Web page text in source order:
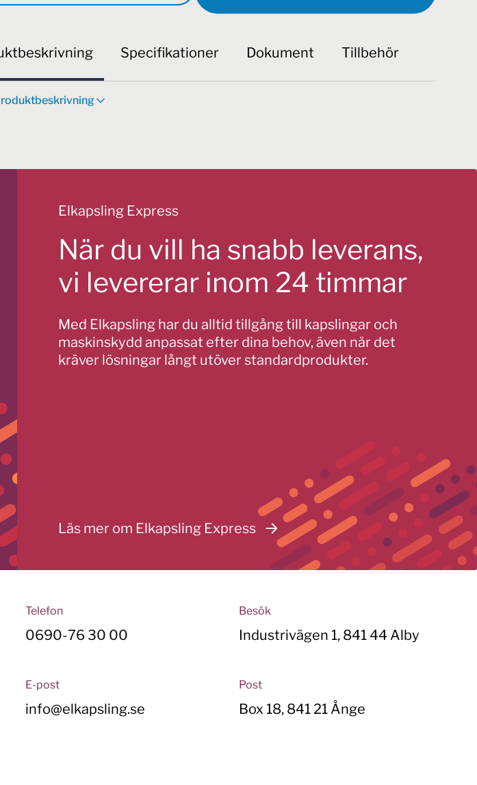
Specifikationer Dokument Tillbehör
Elkapsling Express
När du vill ha snabb leverans,
vi levererar inom 24 timmar
Med Elkapsling har du alltid tillgång till kapslingar och
maskinskydd anpassat efter dina behov, även när det
kräver lösningar långt utöver standardprodukter.
Läs mer om Elkapsling Express
Telefon
0690-76 30 00
E-post
info@elkapsling.se
Besök
Industrivägen 1, 841 44 Alby
Post
Box 18, 841 21 Ånge